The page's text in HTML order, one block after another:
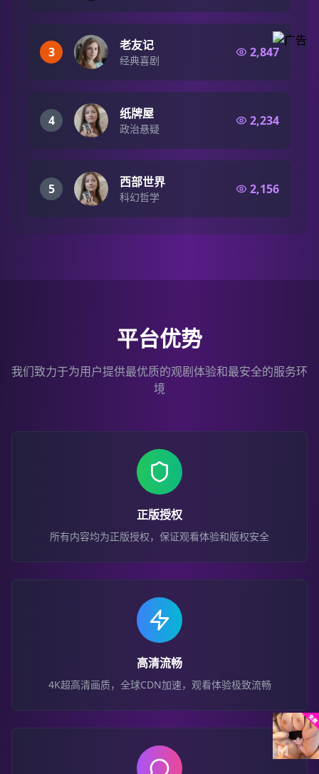
3 老友记
经典喜剧
2,847
4 纸牌屋
政治悬疑
2,234
5 西部世界
科幻哲学
2,156
平台优势
我们致力于为用户提供最优质的观剧体验和最安全的服务环
境
正版授权
所有内容均为正版授权，保证观看体验和版权安全
高清流畅
4K超高清画质，全球CDN加速，观看体验极致流畅